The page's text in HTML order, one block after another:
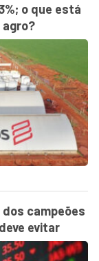
o que está
dos campeões
evitar